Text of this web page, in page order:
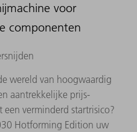
voor
componenten
wereld van hoogwaardig
aantrekkelijke prijs-
verminderd startrisico?
Hotforming Edition uw